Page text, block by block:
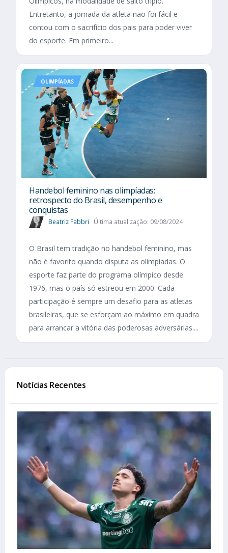
Entretanto, a jornada da atleta não foi fácil e
contou com o sacrifício dos pais para poder viver
do esporte. Em primeiro...
OLIMPÍADAS
Handebol feminino nas olimpíadas:
retrospecto do Brasil, desempenho e
conquistas
Beatriz Fabbri Última atualização: 09/08/2024
O Brasil tem tradição no handebol feminino, mas
não é favorito quando disputa as olimpíadas. O
esporte faz parte do programa olímpico desde
1976, mas o país só estreou em 2000. Cada
participação é sempre um desafio para as atletas
brasileiras, que se esforçam ao máximo em quadra
para arrancar a vitória das poderosas adversárias....
Notícias Recentes